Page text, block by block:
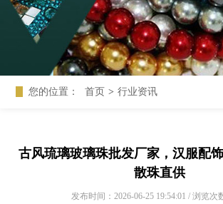
您的位置： 首页 > 行业资讯
古风琉璃玻璃珠批发厂家，汉服配
散珠直供
发布时间：2026-06-25 19:54:01 / 浏览次